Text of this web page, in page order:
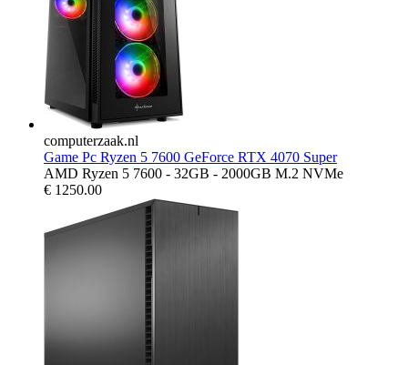
computerzaak.nl
Game Pc Ryzen 5 7600 GeForce RTX 4070 Super
AMD Ryzen 5 7600 - 32GB - 2000GB M.2 NVMe
€ 1250.00